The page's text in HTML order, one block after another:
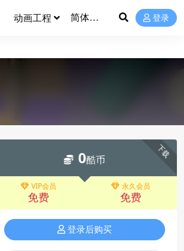
动画工程 登录
下载
0酷币
VIP会员
免费
永久会员
免费
登录后购买